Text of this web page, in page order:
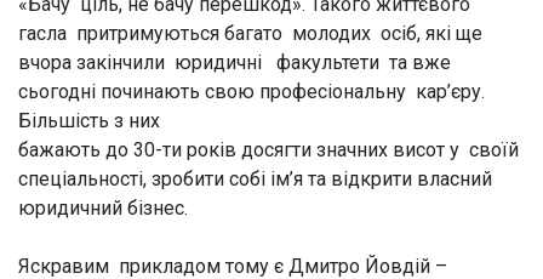
гасла притримуються багато молодих осіб, які ще
вчора закінчили юридичні факультети та вже
сьогодні починають свою професіональну кар’єру.
Більшість з них
бажають до 30-ти років досягти значних висот у своїй
спеціальності, зробити собі ім’я та відкрити власний
юридичний бізнес.
Яскравим прикладом тому є Дмитро Йовдій –